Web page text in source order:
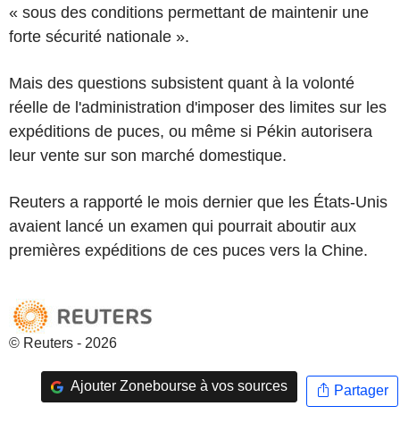
« sous des conditions permettant de maintenir une
forte sécurité nationale ».
Mais des questions subsistent quant à la volonté
réelle de l'administration d'imposer des limites sur les
expéditions de puces, ou même si Pékin autorisera
leur vente sur son marché domestique.
Reuters a rapporté le mois dernier que les États-Unis
avaient lancé un examen qui pourrait aboutir aux
premières expéditions de ces puces vers la Chine.
© Reuters - 2026
Ajouter Zonebourse à vos sources Partager